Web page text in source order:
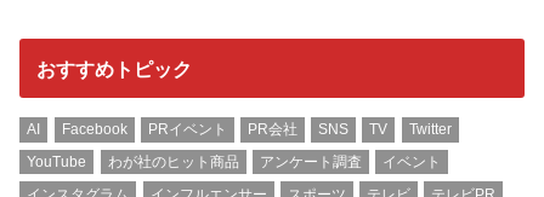
おすすめトピック
AI Facebook PRイベント PR会社 SNS TV
Twitter
YouTube
わが社のヒット商品 アンケート調査
イベント